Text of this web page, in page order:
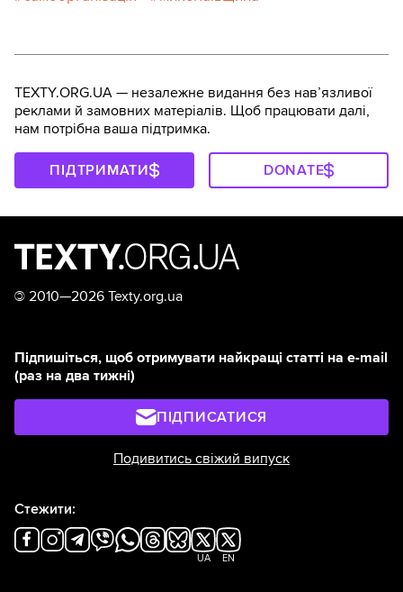
TEXTY.ORG.UA — незалежне видання без навʼязливої
реклами й замовних матеріалів. Щоб працювати далі,
нам потрібна ваша підтримка.
ПІДТРИМАТИ DONATE
© 2010—2026 Texty.org.ua
Підпишіться, щоб отримувати найкращі статті на e-mail
(раз на два тижні)
ПІДПИСАТИСЯ
Подивитись свіжий випуск
Стежити:
UA EN